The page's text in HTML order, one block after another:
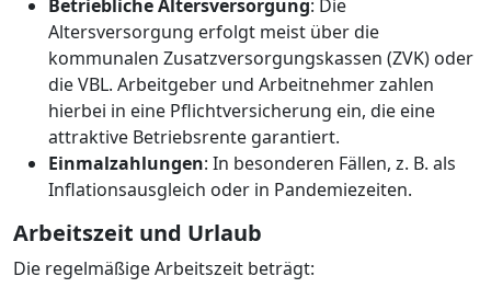
Betriebliche Altersversorgung: Die
Altersversorgung erfolgt meist über die
kommunalen Zusatzversorgungskassen (ZVK) oder
die VBL. Arbeitgeber und Arbeitnehmer zahlen
hierbei in eine Pflichtversicherung ein, die eine
attraktive Betriebsrente garantiert.
Einmalzahlungen: In besonderen Fällen, z. B. als
Inflationsausgleich oder in Pandemiezeiten.
Arbeitszeit und Urlaub
Die regelmäßige Arbeitszeit beträgt: